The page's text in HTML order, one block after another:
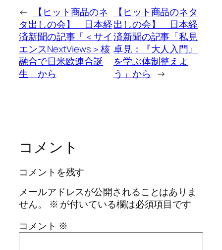
←
【ヒット商品のネ
タ出しの会】 日本経
済新聞の記事「＜サイ
エンスNextViews＞核
融合で日米欧連合誕
生」から
【ヒット商品のネタ
出しの会】 日本経
済新聞の記事「私見
卓見：『大人入門』
を学ぶ体制整えよ
う」から
→
コメント
コメントを残す
メールアドレスが公開されることはありま
せん。
※ が付いている欄は必須項目です
コメント ※